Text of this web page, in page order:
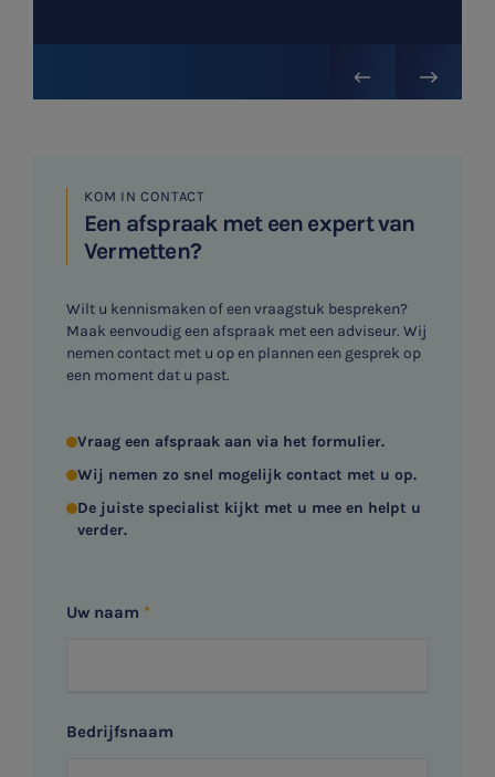
KOM IN CONTACT
Een afspraak met een expert van
Vermetten?
Wilt u kennismaken of een vraagstuk bespreken?
Maak eenvoudig een afspraak met een adviseur. Wij
nemen contact met u op en plannen een gesprek op
een moment dat u past.
Vraag een afspraak aan via het formulier.
Wij nemen zo snel mogelijk contact met u op.
De juiste specialist kijkt met u mee en helpt u
verder.
Uw naam
Bedrijfsnaam